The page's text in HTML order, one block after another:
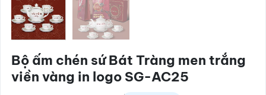
Bộ ấm chén sứ Bát Tràng men trắng
viền vàng in logo SG-AC25